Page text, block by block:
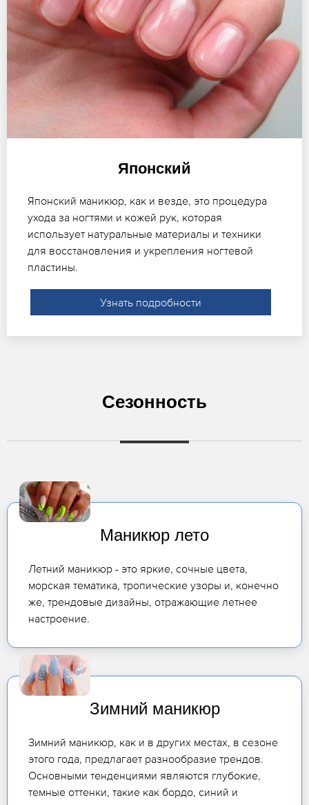
Японский
Японский маникюр, как и везде, это процедура
ухода за ногтями и кожей рук, которая
использует натуральные материалы и техники
для восстановления и укрепления ногтевой
пластины.
Узнать подробности
Сезонность
Маникюр лето
Летний маникюр - это яркие, сочные цвета,
морская тематика, тропические узоры и, конечно
же, трендовые дизайны, отражающие летнее
настроение.
Зимний маникюр
Зимний маникюр, как и в других местах, в сезоне
этого года, предлагает разнообразие трендов.
Основными тенденциями являются глубокие,
темные оттенки, такие как бордо, синий и